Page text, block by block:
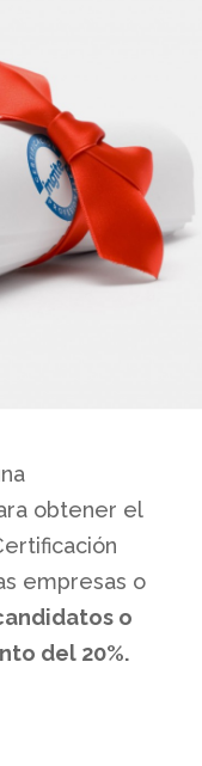
obtener el
empresas o
o
del 20%.